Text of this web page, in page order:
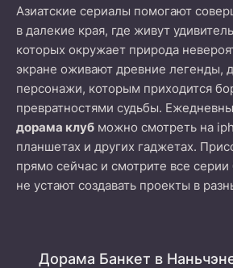
Азиатские сериалы помогают
в далекие края, где живут
которых окружает природа
экране оживают древние легенды,
персонажи, которым приходится
превратностями судьбы.
дорама клуб можно смотреть на
планшетах и других гаджетах.
прямо сейчас и смотрите все
не устают создавать проекты в
Дорама Банкет в